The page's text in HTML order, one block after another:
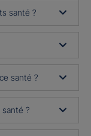
santé ?
santé ?
?